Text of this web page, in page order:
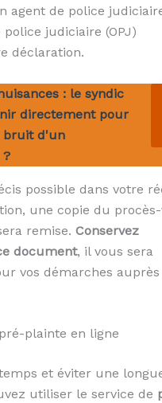
agent de police
judiciaire (OPJ)
déclaration.
: le syndic
directement pour
bruit d'un
possible dans votre
une copie du
remise. Conservez
document, il vous sera
vos démarches
plainte en ligne
et éviter une
utiliser le service de